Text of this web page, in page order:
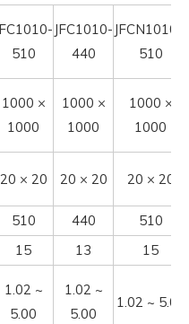
510
JFC1010-
440
JFCN1010J-
510
1000 ×
1000
1000 ×
1000
1000 ×
1000
20 × 20 20 × 20 20 × 20
510 440
510
15 13 15
1.02 ~
5.00
1.02 ~
5.00
1.02 ~ 5.00